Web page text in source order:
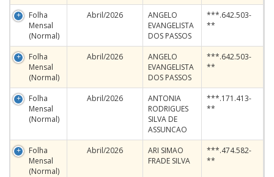
Folha
Mensal
(Normal)
Abril/2026
ANGELO
EVANGELISTA
DOS PASSOS
***.642.503-
**
Folha
Mensal
(Normal)
Abril/2026
ANGELO
EVANGELISTA
DOS PASSOS
***.642.503-
**
Folha
Mensal
(Normal)
Abril/2026
ANTONIA
RODRIGUES
SILVA DE
ASSUNCAO
***.171.413-
**
Folha
Mensal
(Normal)
Abril/2026
ARI SIMAO
FRADE SILVA
***.474.582-
**